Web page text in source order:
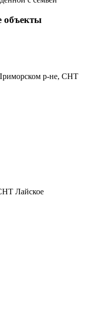
объекты
р-не, СНТ
Лайское